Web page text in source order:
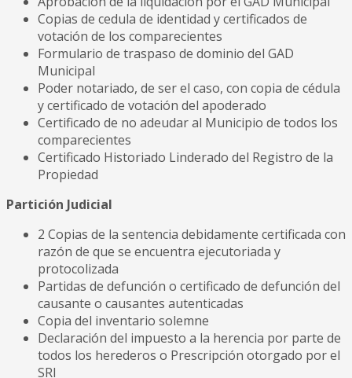
Copias de cedula de identidad y certificados de
votación de los comparecientes
Formulario de traspaso de dominio del GAD
Municipal
Poder notariado, de ser el caso, con copia de cédula
y certificado de votación del apoderado
Certificado de no adeudar al Municipio de todos los
comparecientes
Certificado Historiado Linderado del Registro de la
Propiedad
Partición Judicial
2 Copias de la sentencia debidamente certificada con
razón de que se encuentra ejecutoriada y
protocolizada
Partidas de defunción o certificado de defunción del
causante o causantes autenticadas
Copia del inventario solemne
Declaración del impuesto a la herencia por parte de
todos los herederos o Prescripción otorgado por el
SRI